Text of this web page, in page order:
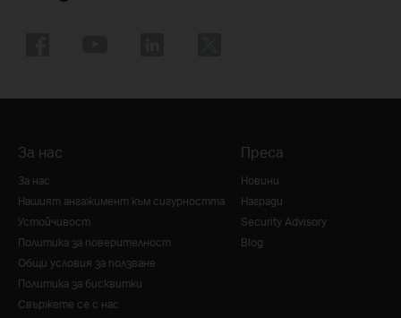
За нас
За нас
Нашият ангажимент към сигурността
Устойчивост
Политика за поверителност
Общи условия за ползване
Политика за бисквитки
Свържете се с нас
Преса
Новини
Награди
Security Advisory
Blog